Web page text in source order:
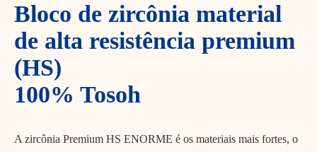
Bloco de zircônia material
de alta resistência premium
(HS)
100% Tosoh
A zircônia Premium HS ENORME é os materiais mais fortes, o